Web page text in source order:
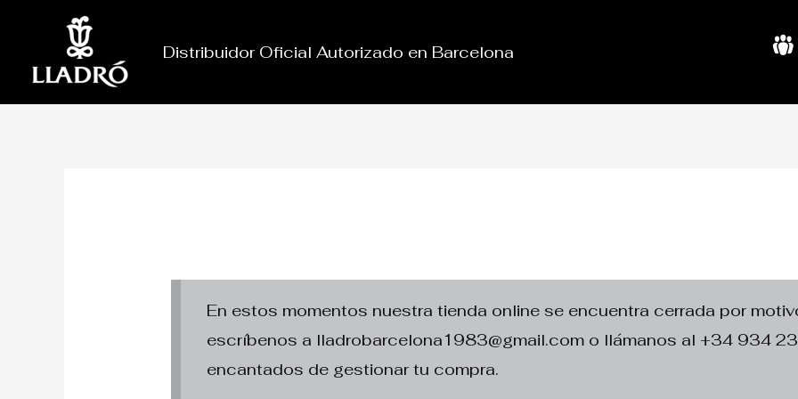
contenido
Distribuidor Oficial Autorizado en Barcelona S
e
En estos momentos nuestra tienda online se encuentra cerrada por
escríbenos a lladrobarcelona1983@gmail.com o llámanos al +34 934
encantados de gestionar tu compra.